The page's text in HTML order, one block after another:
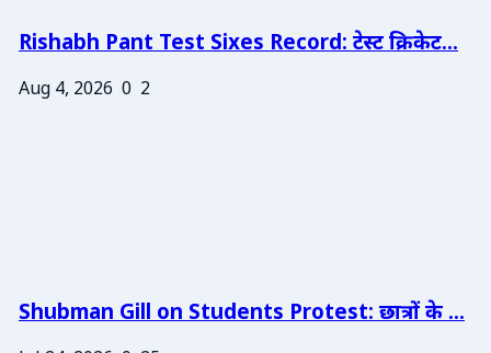
Rishabh Pant Test Sixes Record: टेस्ट क्रिकेट...
Aug 4, 2026 0 2
Shubman Gill on Students Protest: छात्रों के ...